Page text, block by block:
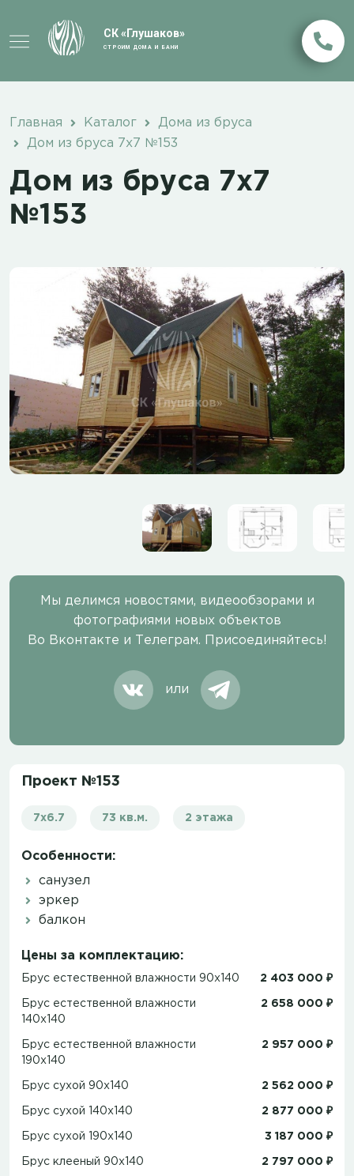
СК «Глушаков»
СТРОИМ ДОМА И БАНИ
Главная Каталог
Дома из бруса
Дом из бруса 7х7 №153
Дом из бруса 7х7
№153
Мы делимся новостями, видеообзорами и
фотографиями новых объектов
Во Вконтакте и Телеграм. Присоединяйтесь!
или
Проект №153
7x6.7 73 кв.м. 2 этажа
Особенности:
санузел
эркер
балкон
Цены за комплектацию:
Брус естественной влажности 90x140 2 403 000 ₽
Брус естественной влажности
140x140
2 658 000 ₽
Брус естественной влажности
190x140
2 957 000 ₽
Брус сухой 90x140 2 562 000 ₽
Брус сухой 140x140 2 877 000 ₽
Брус сухой 190x140 3 187 000 ₽
Брус клееный 90x140 2 797 000 ₽